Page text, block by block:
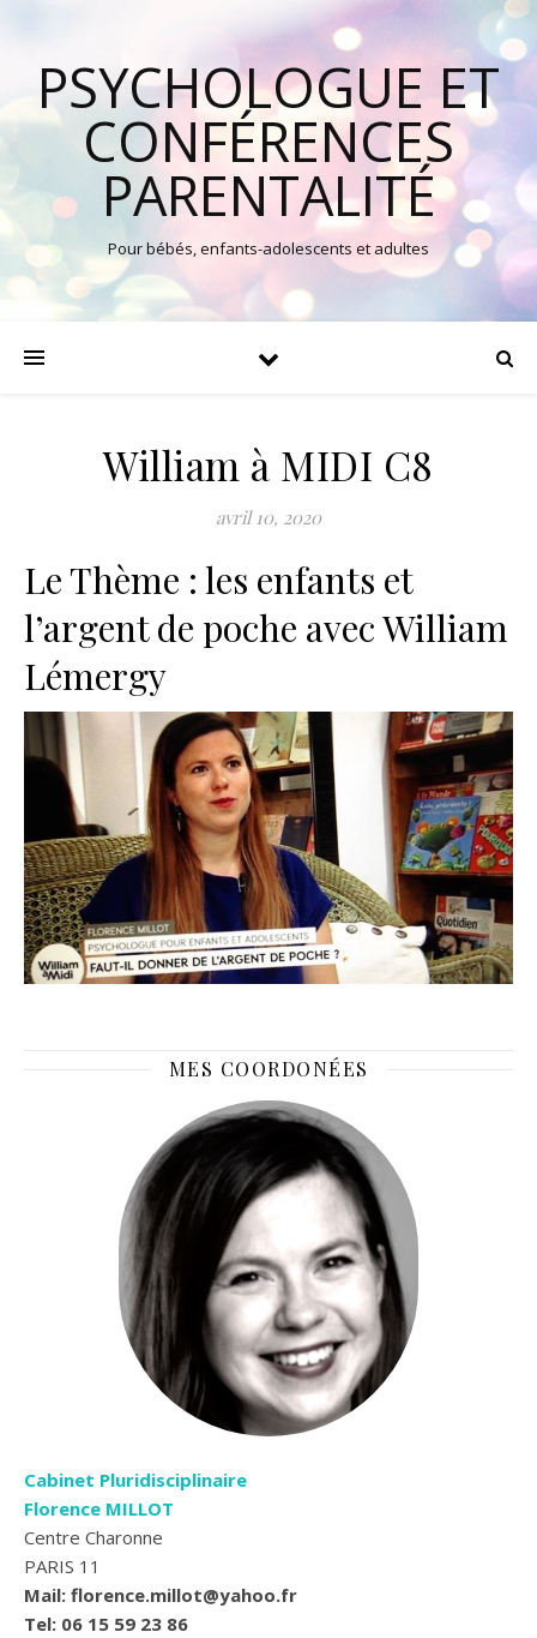
PSYCHOLOGUE ET
CONFÉRENCES
PARENTALITÉ
Pour bébés, enfants-adolescents et adultes
William à MIDI C8
avril 10, 2020
Le Thème : les enfants et
l’argent de poche avec William
Lémergy
MES COORDONÉES
Cabinet Pluridisciplinaire
Florence MILLOT
Centre Charonne
PARIS 11
Mail: florence.millot@yahoo.fr
Tel: 06 15 59 23 86